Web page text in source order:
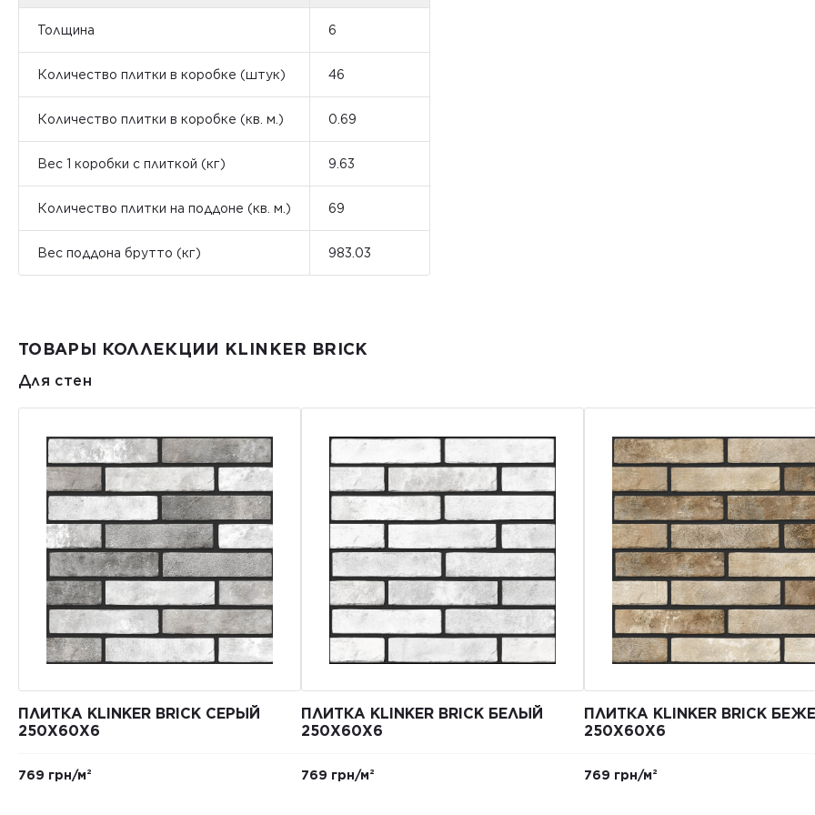
Толщина 6
Количество плитки в коробке (штук) 46
Количество плитки в коробке (кв. м.) 0.69
Вес 1 коробки с плиткой (кг) 9.63
Количество плитки на поддоне (кв. м.) 69
Вес поддона брутто (кг) 983.03
ТОВАРЫ КОЛЛЕКЦИИ KLINKER BRICK
Для стен
ПЛИТКА KLINKER BRICK СЕРЫЙ
250X60X6
769 грн/м²
ПЛИТКА KLINKER BRICK БЕЛЫЙ
250Х60Х6
769 грн/м²
ПЛИТКА KLINKER BRICK
250X60X6
769 грн/м²